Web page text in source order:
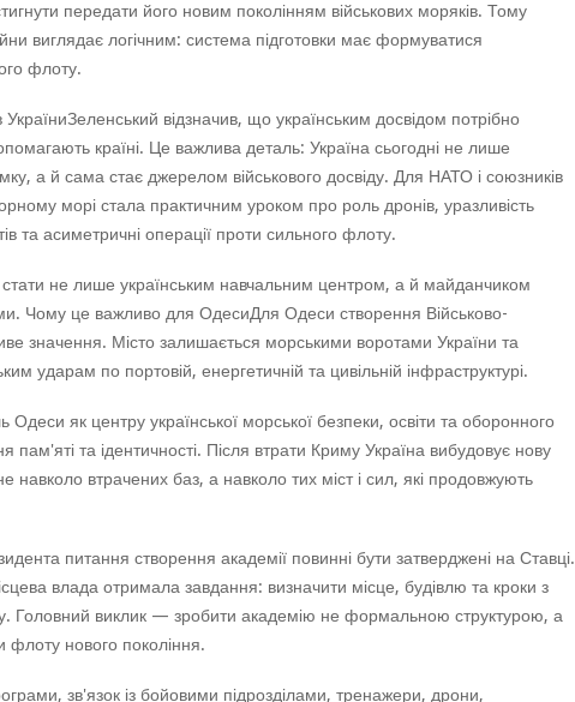
передати його новим поколінням військових моряків. Тому
виглядає логічним: система підготовки має формуватися
флоту.
відзначив, що українським досвідом потрібно
країні. Це важлива деталь: Україна сьогодні не лише
а й сама стає джерелом військового досвіду. Для НАТО і союзників
морі стала практичним уроком про роль дронів, уразливість
та асиметричні операції проти сильного флоту.
не лише українським навчальним центром, а й майданчиком
Чому це важливо для ОдесиДля Одеси створення Військово-
значення. Місто залишається морськими воротами України та
ударам по портовій, енергетичній та цивільній інфраструктурі.
як центру української морської безпеки, освіти та оборонного
та ідентичності. Після втрати Криму Україна вибудовує нову
навколо втрачених баз, а навколо тих міст і сил, які продовжують
питання створення академії повинні бути затверджені на Ставці.
влада отримала завдання: визначити місце, будівлю та кроки з
Головний виклик — зробити академію не формальною структурою, а
флоту нового покоління.
зв'язок із бойовими підрозділами, тренажери, дрони,